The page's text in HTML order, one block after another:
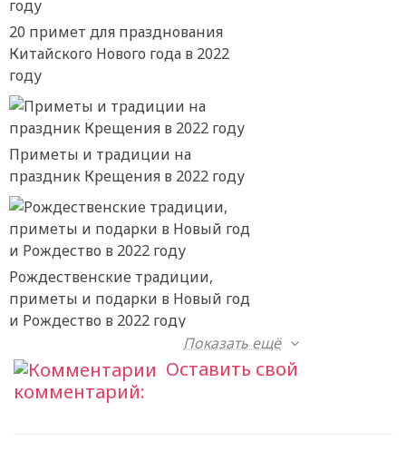
20 примет для празднования
Китайского Нового года в 2022
году
Приметы и традиции на
праздник Крещения в 2022 году
Рождественские традиции,
приметы и подарки в Новый год
и Рождество в 2022 году
Показать ещё
Оставить свой
комментарий: